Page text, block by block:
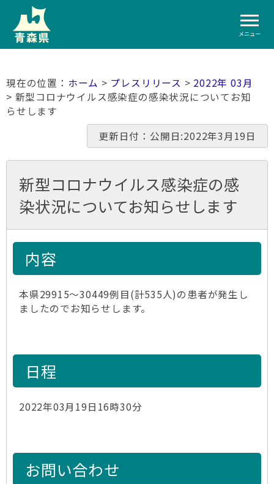
メニュー
ホーム > プレスリリース > 2022年 03月
> 新型コロナウイルス感染症の感染状況についてお知
らせします
更新日付：公開日:2022年3月19日
新型コロナウイルス感染症の感
染状況についてお知らせします
内容
本県29915～30449例目(計535人)の患者が発生し
ましたのでお知らせします。
日程
2022年03月19日16時30分
お問い合わせ